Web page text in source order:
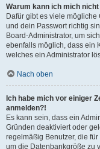
Warum kann ich mich
Dafür gibt es viele
und dein Passwort richtig
Board-Administrator, um
ebenfalls möglich, dass ein
welches ein Administrator
Nach oben
Ich habe mich vor einiger
anmelden?!
Es kann sein, dass ein
Gründen deaktiviert oder
regelmäßig Benutzer, die
um die Datenbankgröße zu